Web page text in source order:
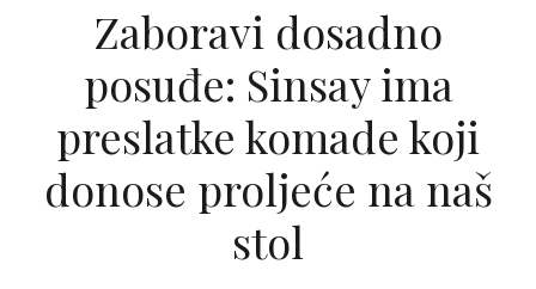
Zaboravi dosadno
posuđe: Sinsay ima
preslatke komade koji
donose proljeće na naš
stol